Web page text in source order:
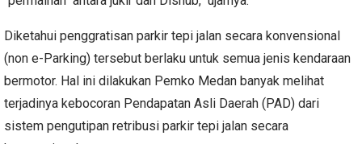
Diketahui penggratisan parkir tepi jalan secara konvensional
(non e-Parking) tersebut berlaku untuk semua jenis kendaraan
bermotor. Hal ini dilakukan Pemko Medan banyak melihat
terjadinya kebocoran Pendapatan Asli Daerah (PAD) dari
sistem pengutipan retribusi parkir tepi jalan secara